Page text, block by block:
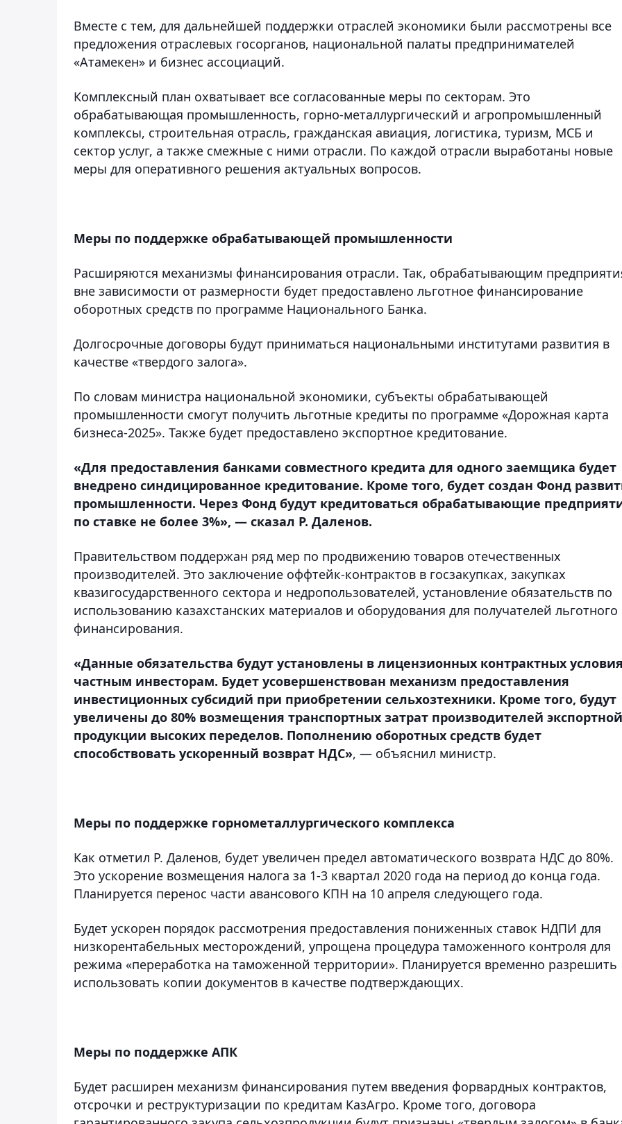
Вместе с тем, для дальнейшей поддержки отраслей экономики были рассмотрены все
предложения отраслевых госорганов, национальной палаты предпринимателей
«Атамекен» и бизнес ассоциаций.
Комплексный план охватывает все согласованные меры по секторам. Это
обрабатывающая промышленность, горно-металлургический и агропромышленный
комплексы, строительная отрасль, гражданская авиация, логистика, туризм, МСБ и
сектор услуг, а также смежные с ними отрасли. По каждой отрасли выработаны новые
меры для оперативного решения актуальных вопросов.
Меры по поддержке обрабатывающей промышленности
Расширяются механизмы финансирования отрасли. Так, обрабатывающим
вне зависимости от размерности будет предоставлено льготное финансирование
оборотных средств по программе Национального Банка.
Долгосрочные договоры будут приниматься национальными институтами развития в
качестве «твердого залога».
По словам министра национальной экономики, субъекты обрабатывающей
промышленности смогут получить льготные кредиты по программе «Дорожная карта
бизнеса-2025». Также будет предоставлено экспортное кредитование.
«Для предоставления банками совместного кредита для одного заемщика будет
внедрено синдицированное кредитование. Кроме того, будет создан Фонд
промышленности. Через Фонд будут кредитоваться обрабатывающие
по ставке не более 3%», — сказал Р. Даленов.
Правительством поддержан ряд мер по продвижению товаров отечественных
производителей. Это заключение оффтейк-контрактов в госзакупках, закупках
квазигосударственного сектора и недропользователей, установление обязательств по
использованию казахстанских материалов и оборудования для получателей льготного
финансирования.
«Данные обязательства будут установлены в лицензионных контрактных
частным инвесторам. Будет усовершенствован механизм предоставления
инвестиционных субсидий при приобретении сельхозтехники. Кроме того, будут
увеличены до 80% возмещения транспортных затрат производителей экспортной
продукции высоких переделов. Пополнению оборотных средств будет
способствовать ускоренный возврат НДС», — объяснил министр.
Меры по поддержке горнометаллургического комплекса
Как отметил Р. Даленов, будет увеличен предел автоматического возврата НДС до 80%.
Это ускорение возмещения налога за 1-3 квартал 2020 года на период до конца года.
Планируется перенос части авансового КПН на 10 апреля следующего года.
Будет ускорен порядок рассмотрения предоставления пониженных ставок НДПИ для
низкорентабельных месторождений, упрощена процедура таможенного контроля для
режима «переработка на таможенной территории». Планируется временно разрешить
использовать копии документов в качестве подтверждающих.
Меры по поддержке АПК
Будет расширен механизм финансирования путем введения форвардных контрактов,
отсрочки и реструктуризации по кредитам КазАгро. Кроме того, договора